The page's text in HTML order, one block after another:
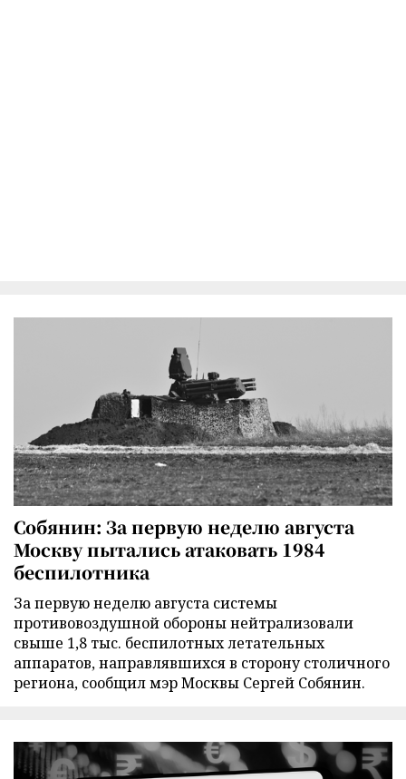
Собянин: За первую неделю августа
Москву пытались атаковать 1984
беспилотника
За первую неделю августа системы
противовоздушной обороны нейтрализовали
свыше 1,8 тыс. беспилотных летательных
аппаратов, направлявшихся в сторону столичного
региона, сообщил мэр Москвы Сергей Собянин.